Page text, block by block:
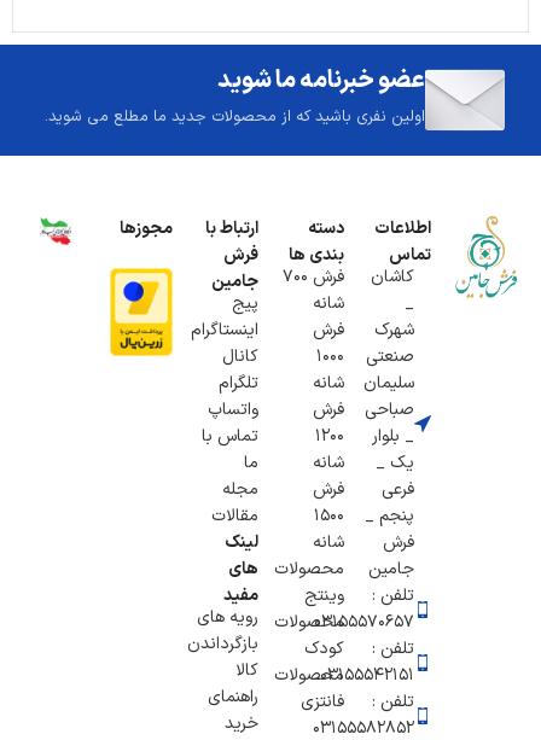
عضو خبرنامه ما شوید
اولین نفری باشید که از محصولات جدید ما مطلع می شوید.
اطلاعات
تماس
کاشان
_
شهرک
صنعتی
سلیمان
صباحی
_ بلوار
یک _
فرعی
پنجم _
فرش
جامین
تلفن :
۰۳۱۵۵۵۷۰۶۵۷
تلفن :
03155542151
تلفن :
03155582852
دسته
بندی ها
فرش 700
شانه
فرش
1000
شانه
فرش
1200
شانه
فرش
1500
شانه
محصولات
وینتج
محصولات
کودک
محصولات
فانتزی
ارتباط با
فرش
جامین
پیج
اینستاگرام
کانال
تلگرام
واتساپ
تماس با
ما
مجله
مقالات
لینک
های
مفید
رویه های
بازگرداندن
کالا
راهنمای
خرید
مجوزها